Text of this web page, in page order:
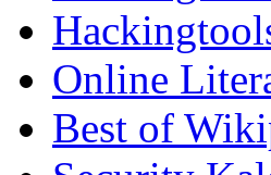
Online
Best of